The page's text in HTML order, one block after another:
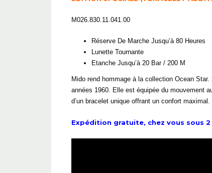
M026.830.11.041.00
Réserve De Marche Jusqu’à 80 Heures
Lunette Tournante
Etanche Jusqu’à 20 Bar / 200 M
Mido rend hommage à la collection Ocean
années 1960. Elle est équipée du mouvement
d’un bracelet unique offrant un confort maximal.
Expédition gratuite, chez vous sous